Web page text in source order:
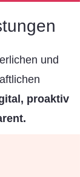
und
proaktiv